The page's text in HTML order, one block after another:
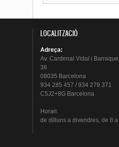
LOCALITZACIÓ
Adreça:
Av. Cardenal Vidal i
36
08035 Barcelona
934 285 457 / 934 279 371
C5J2+8G Barcelona
Horari:
de dillunsa divendres, de 8